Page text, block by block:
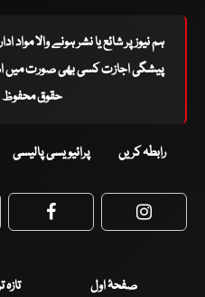
ہم نیوز پر شائع یا نشر ہونے والا
پیشگی اجازت کسی بھی صورت میں
حقوق محفوظ
رابطہ کریں پرائیویسی پالیسی
Facebook
صفحۂ اول تازہ